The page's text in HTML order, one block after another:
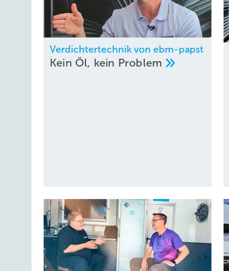
Verdichtertechnik von ebm-papst
Kein Öl, kein Problem